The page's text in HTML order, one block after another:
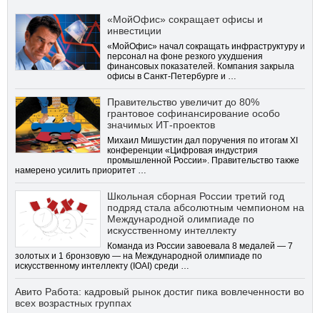
«МойОфис» сокращает офисы и
инвестиции
«МойОфис» начал сокращать инфраструктуру и
персонал на фоне резкого ухудшения
финансовых показателей. Компания закрыла
офисы в Санкт-Петербурге и …
Правительство увеличит до 80%
грантовое софинансирование особо
значимых ИТ-проектов
Михаил Мишустин дал поручения по итогам XI
конференции «Цифровая индустрия
промышленной России». Правительство также
намерено усилить приоритет …
Школьная сборная России третий год
подряд стала абсолютным чемпионом на
Международной олимпиаде по
искусственному интеллекту
Команда из России завоевала 8 медалей — 7
золотых и 1 бронзовую — на Международной олимпиаде по
искусственному интеллекту (IOAI) среди …
Авито Работа: кадровый рынок достиг пика вовлеченности во
всех возрастных группах